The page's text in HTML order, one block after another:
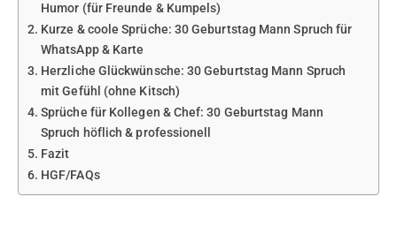
Humor (für Freunde & Kumpels)
Kurze & coole Sprüche: 30 Geburtstag Mann Spruch für
WhatsApp & Karte
Herzliche Glückwünsche: 30 Geburtstag Mann Spruch
mit Gefühl (ohne Kitsch)
Sprüche für Kollegen & Chef: 30 Geburtstag Mann
Spruch höflich & professionell
Fazit
HGF/FAQs